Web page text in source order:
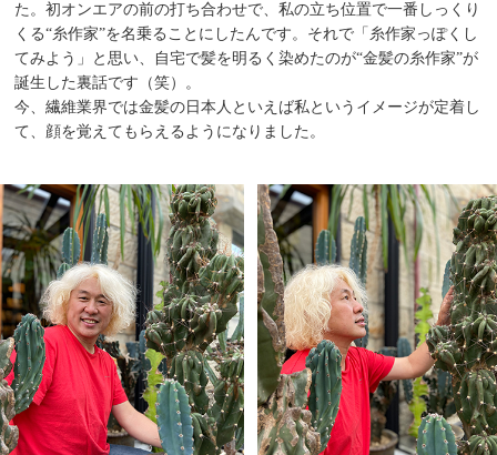
た。初オンエアの前の打ち合わせで、私の立ち位置で一番しっくり
くる“糸作家”を名乗ることにしたんです。それで「糸作家っぽくし
てみよう」と思い、自宅で髪を明るく染めたのが“金髪の糸作家”が
誕生した裏話です（笑）。
今、繊維業界では金髪の日本人といえば私というイメージが定着し
て、顔を覚えてもらえるようになりました。